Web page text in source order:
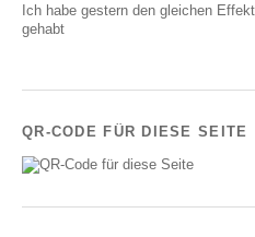
Ich habe gestern den gleichen
gehabt
QR-CODE FÜR DIESE SEITE